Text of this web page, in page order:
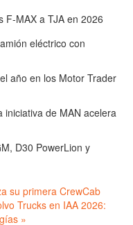
F-MAX a TJA en 2026
eléctrico con
año en los Motor Trader
iniciativa de MAN acelera
D30 PowerLion y
su primera CrewCab
Trucks en IAA 2026:
»